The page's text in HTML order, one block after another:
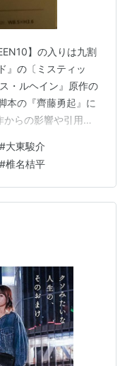
】の入りは九割
』の〔ミスティッ
・ルヘイン』原作の
本の『齊藤勇起』に
らの影響や引用が
体で発見され残さ
と疑い押し掛ける
十年後、うち一人は
戻り、また一人は地
年院を出所した
…
#大東駿介
#椎名桔平